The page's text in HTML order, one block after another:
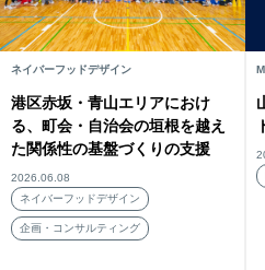
ネイバーフッドデザイン
港区赤坂・青山エリアにおけ
る、町会・自治会の垣根を越え
た関係性の基盤づくりの支援
2026.06.08
ネイバーフッドデザイン
企画・コンサルティング